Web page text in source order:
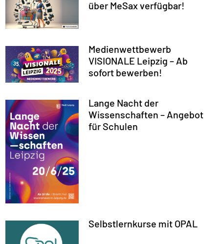
über MeSax verfügbar!
Medienwettbewerb
VISIONALE Leipzig – Ab
sofort bewerben!
Lange Nacht der
Wissenschaften – Angebot
für Schulen
Selbstlernkurse mit OPAL